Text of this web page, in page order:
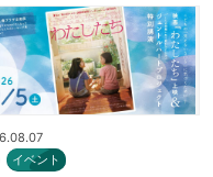
イベント